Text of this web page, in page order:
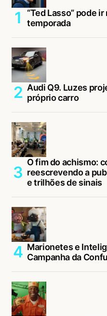
“Ted Lasso” pode
temporada
Audi Q9. Luzes
próprio carro
O fim do achismo:
reescrevendo a
e trilhões de sinais
Marionetes e
Campanha da